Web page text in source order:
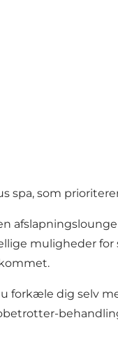
spa, som
muligheder for
forkæle dig selv